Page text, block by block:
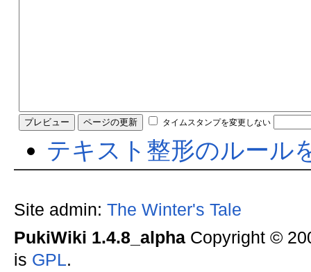
タイムスタンプを変更しない
テキスト整形のルール
Site admin: The Winter's Tale
PukiWiki 1.4.8_alphaCopyright ©
is GPL.